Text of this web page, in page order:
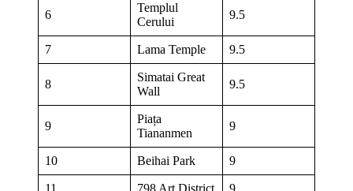
6
Templul
Cerului
9.5
7 Lama Temple 9.5
8
Simatai Great
Wall
9.5
9
Piața
Tiananmen
9
10 Beihai Park 9